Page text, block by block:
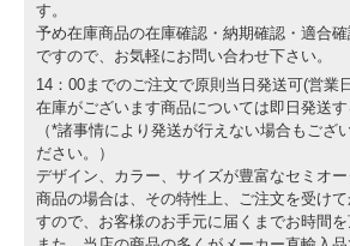
o 走行時間
o 累積乗車時間
o 12/24時間表示選択ディスプレー
電源:
o すべてのマシンに適合の配線付属
o 電源電圧 AC/DCフリー対応
o 外部電源が遮断された場合は内部電源に自動切り替え
o メモリー永久保証
その他 :
o 正確にモデルフィットするカスタム設計
o インストールを完了するためのすべてのパーツが付属
す。
予め在庫商品の在庫確認・納期確認・適合
ですので、お気軽にお問い合わせ下さい。
14：00までのご注文で原則当日発送可(営業
在庫がございます商品については即日発送す
（*諸事情により発送が行えない場合もござ
ださい。）
デザイン、カラー、サイズが豊富なセミオ
商品の場合は、その特性上、ご注文を受け
すので、お客様のお手元に届くまでお時間を